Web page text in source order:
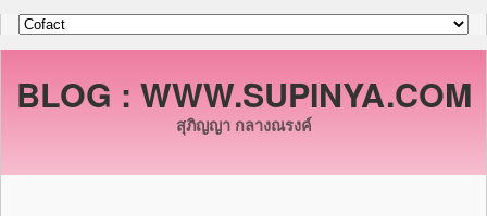
BLOG : WWW.SUPINYA.COM
สุภิญญา กลางณรงค์